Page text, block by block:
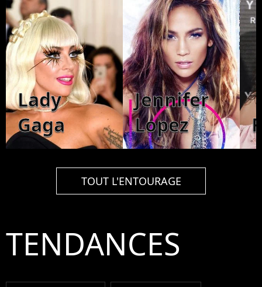
Lady
Gaga
Jennifer
Lopez
TOUT L'ENTOURAGE
TENDANCES